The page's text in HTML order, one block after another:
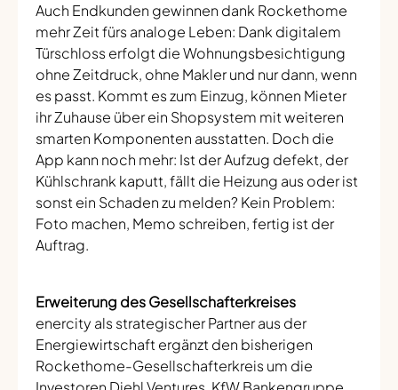
Auch Endkunden gewinnen dank Rockethome
mehr Zeit fürs analoge Leben: Dank digitalem
Türschloss erfolgt die Wohnungsbesichtigung
ohne Zeitdruck, ohne Makler und nur dann, wenn
es passt. Kommt es zum Einzug, können Mieter
ihr Zuhause über ein Shopsystem mit weiteren
smarten Komponenten ausstatten. Doch die
App kann noch mehr: Ist der Aufzug defekt, der
Kühlschrank kaputt, fällt die Heizung aus oder ist
sonst ein Schaden zu melden? Kein Problem:
Foto machen, Memo schreiben, fertig ist der
Auftrag.
Erweiterung des Gesellschafterkreises
enercity als strategischer Partner aus der
Energiewirtschaft ergänzt den bisherigen
Rockethome-Gesellschafterkreis um die